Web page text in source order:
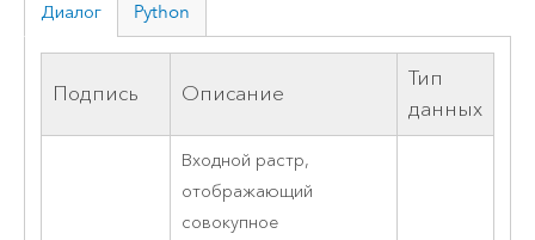
Диалог Python
Подпись Описание
Тип
данных
Входной растр,
отображающий
совокупное